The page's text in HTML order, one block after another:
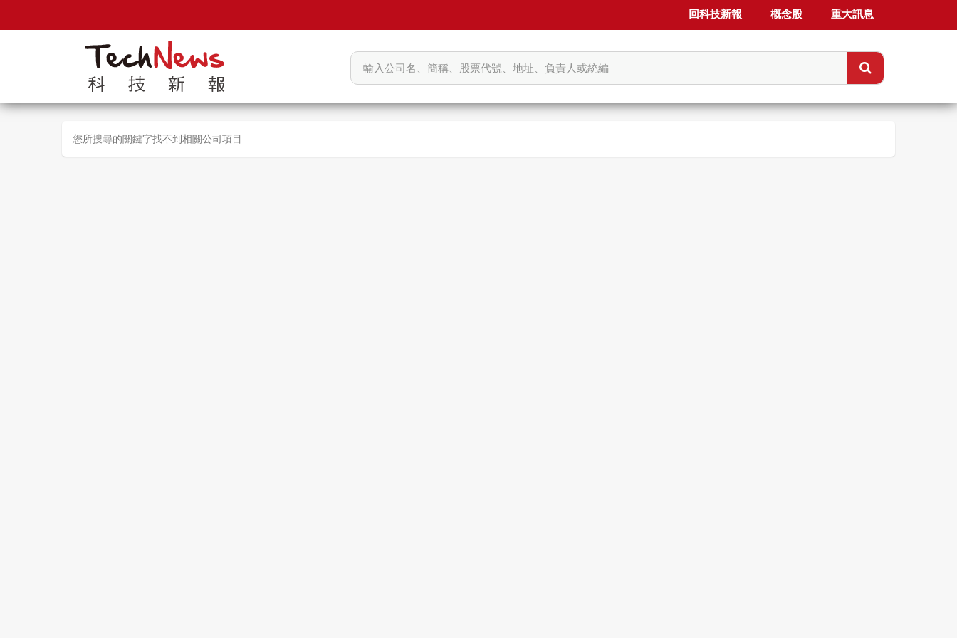
回科技新報 概念股 重大訊息
您所搜尋的關鍵字找不到相關公司項目